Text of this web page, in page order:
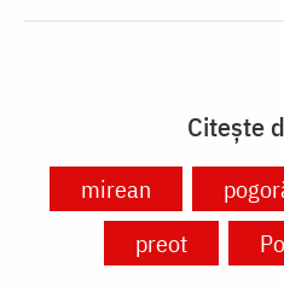
Citește
mirean
preot